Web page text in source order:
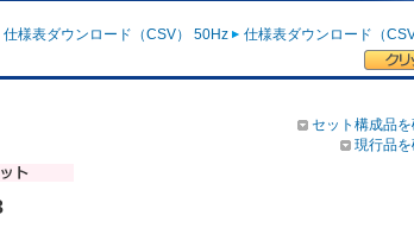
仕様表ダウンロード（CSV） 50Hz 仕様表ダウンロード（
セット構成品
現行品